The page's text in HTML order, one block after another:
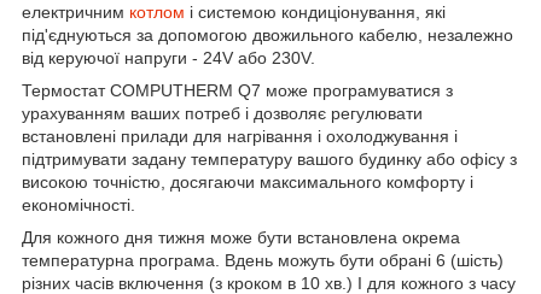
електричним котлом і системою кондиціонування, які
під'єднуються за допомогою двожильного кабелю, незалежно
від керуючої напруги - 24V або 230V.
Термостат COMPUTHERM Q7 може програмуватися з
урахуванням ваших потреб і дозволяє регулювати
встановлені прилади для нагрівання і охолоджування і
підтримувати задану температуру вашого будинку або офісу з
високою точністю, досягаючи максимального комфорту і
економічності.
Для кожного дня тижня може бути встановлена ​​окрема
температурна програма. Вдень можуть бути обрані 6 (шість)
різних часів включення (з кроком в 10 хв.) І для кожного з часу